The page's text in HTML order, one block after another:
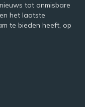
tot onmisbare
het laatste
te bieden heeft, op